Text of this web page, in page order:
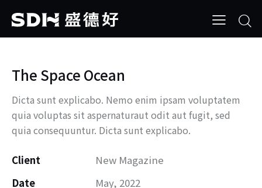
The Space Ocean
Dicta sunt explicabo. Nemo enim ipsam voluptatem
quia voluptas sit aspernaturaut odit aut fugit, sed
quia consequuntur. Dicta sunt explicabo.
Client
New Magazine
Date
May, 2022